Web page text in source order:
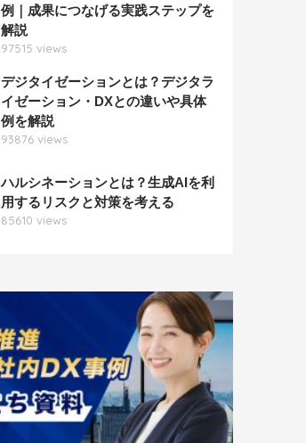
例｜成果につなげる実践ステップを
解説
97515 views
デジタイゼーションとは？デジタラ
イゼーション・DXとの違いや具体
例を解説
93876 views
ハルシネーションとは？生成AIを利
用するリスクと対策を考える
85610 views